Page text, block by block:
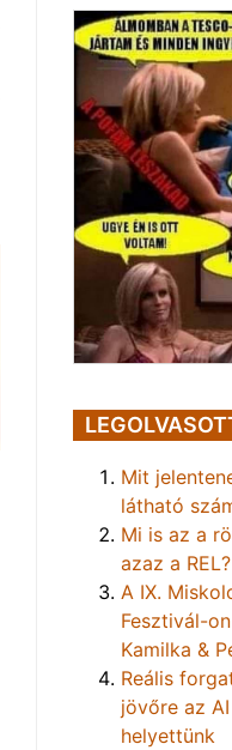
Mit
látható
Mi is az a
azaz a REL?
A IX.
Fesztivál-
Kamilka &
Reális
jövőre az
helyettünk